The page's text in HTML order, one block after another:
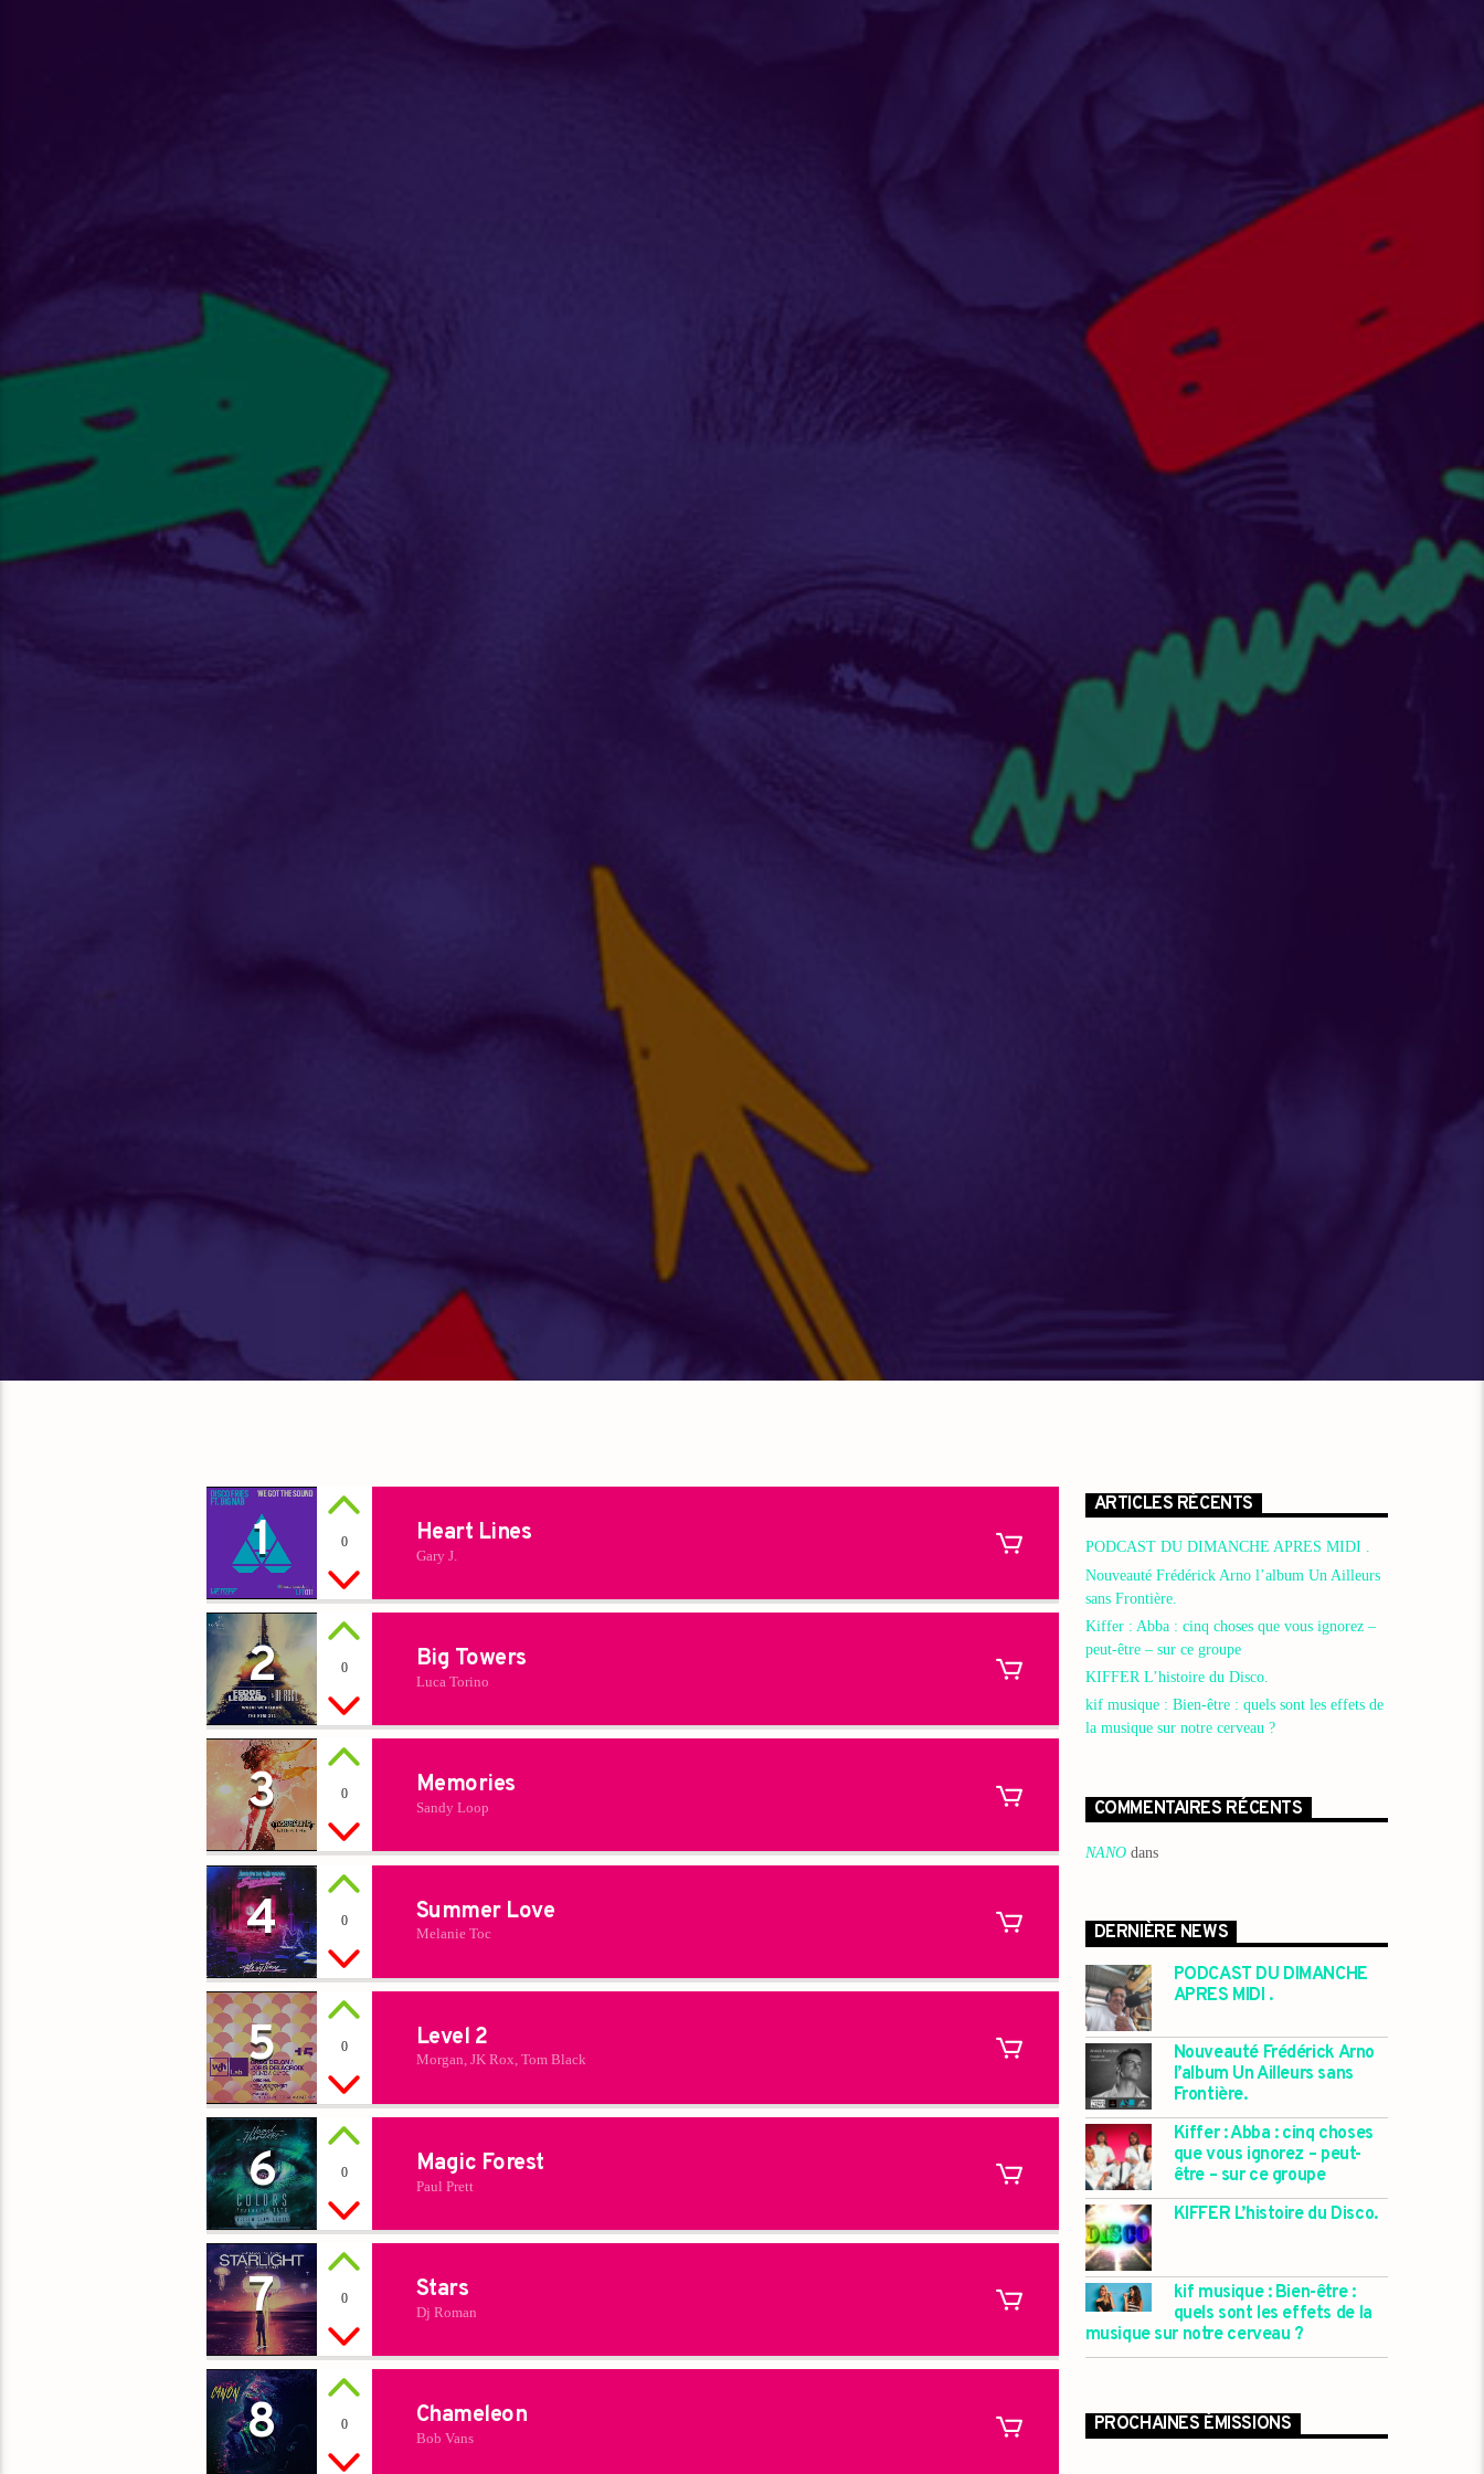
1 0 Heart Lines
Gary J.
2 0 Big Towers
Luca Torino
3 0 Memories
Sandy Loop
4 0 Summer Love
Melanie Toc
5 0 Level 2
Morgan, JK Rox, Tom Black
6 0 Magic Forest
Paul Prett
7 0 Stars
Dj Roman
8 0 Chameleon
Bob Vans
ARTICLES RÉCENTS
PODCAST DU DIMANCHE APRES MIDI .
Nouveauté Frédérick Arno l’album Un Ailleurs
sans Frontière.
Kiffer : Abba : cinq choses que vous ignorez –
peut-être – sur ce groupe
KIFFER L’histoire du Disco.
kif musique : Bien-être : quels sont les effets de
la musique sur notre cerveau ?
COMMENTAIRES RÉCENTS
NANOdans
DERNIÈRE NEWS
PODCAST DU DIMANCHE
APRES MIDI .
Nouveauté Frédérick Arno
l’album Un Ailleurs sans
Frontière.
Kiffer : Abba : cinq choses
que vous ignorez – peut-
être – sur ce groupe
KIFFER L’histoire du Disco.
kif musique : Bien-être :
quels sont les effets de la
musique sur notre cerveau ?
PROCHAINES ÉMISSIONS